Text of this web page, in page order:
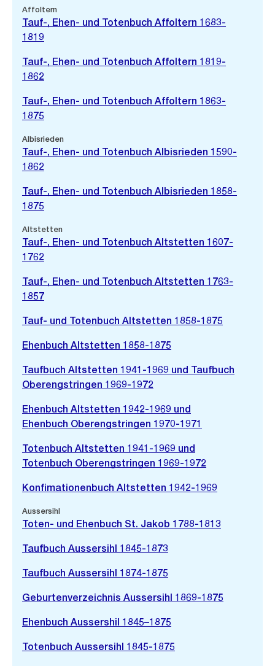
Affoltern
Tauf-, Ehen- und Totenbuch Affoltern 1683-
1819
Tauf-, Ehen- und Totenbuch Affoltern 1819-
1862
Tauf-, Ehen- und Totenbuch Affoltern 1863-
1875
Albisrieden
Tauf-, Ehen- und Totenbuch Albisrieden 1590-
1862
Tauf-, Ehen- und Totenbuch Albisrieden 1858-
1875
Altstetten
Tauf-, Ehen- und Totenbuch Altstetten 1607-
1762
Tauf-, Ehen- und Totenbuch Altstetten 1763-
1857
Tauf- und Totenbuch Altstetten 1858-1875
Ehenbuch Altstetten 1858-1875
Taufbuch Altstetten 1941-1969 und Taufbuch
Oberengstringen 1969-1972
Ehenbuch Altstetten 1942-1969 und
Ehenbuch Oberengstringen 1970-1971
Totenbuch Altstetten 1941-1969 und
Totenbuch Oberengstringen 1969-1972
Konfimationenbuch Altstetten 1942-1969
Aussersihl
Toten- und Ehenbuch St. Jakob 1788-1813
Taufbuch Aussersihl 1845-1873
Taufbuch Aussersihl 1874-1875
Geburtenverzeichnis Aussersihl 1869-1875
Ehenbuch Aussershil 1845–1875
Totenbuch Aussersihl 1845-1875